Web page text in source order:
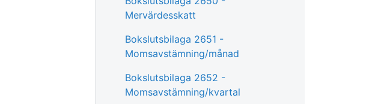
Mervärdesskatt
Bokslutsbilaga 2651 -
Momsavstämning/månad
Bokslutsbilaga 2652 -
Momsavstämning/kvartal